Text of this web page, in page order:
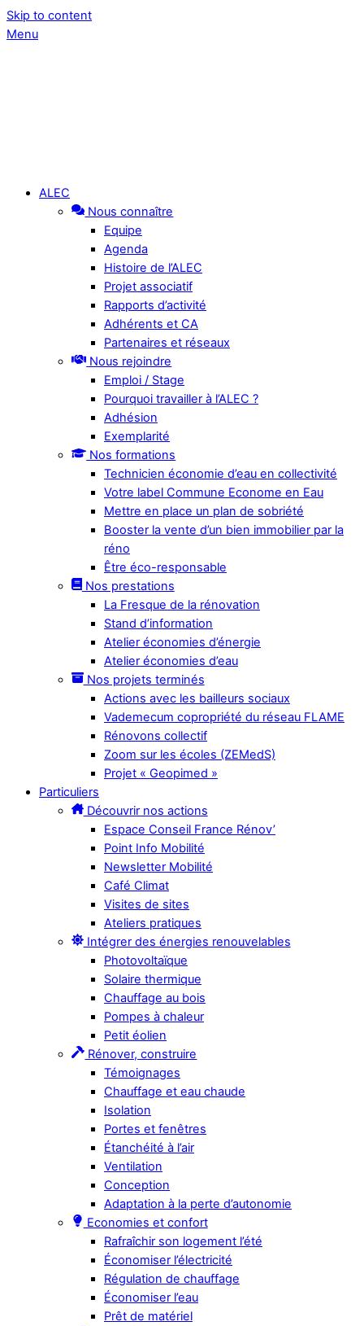
Skip to content
Menu
ALEC
Nous connaître
Equipe
Agenda
Histoire de l’ALEC
Projet associatif
Rapports d’activité
Adhérents et CA
Partenaires et réseaux
Nous rejoindre
Emploi / Stage
Pourquoi travailler à l’ALEC ?
Adhésion
Exemplarité
Nos formations
Technicien économie d’eau en collectivité
Votre label Commune Econome en Eau
Mettre en place un plan de sobriété
Booster la vente d’un bien immobilier par la
réno
Être éco-responsable
Nos prestations
La Fresque de la rénovation
Stand d’information
Atelier économies d’énergie
Atelier économies d’eau
Nos projets terminés
Actions avec les bailleurs sociaux
Vademecum copropriété du réseau FLAME
Rénovons collectif
Zoom sur les écoles (ZEMedS)
Projet « Geopimed »
Particuliers
Découvrir nos actions
Espace Conseil France Rénov’
Point Info Mobilité
Newsletter Mobilité
Café Climat
Visites de sites
Ateliers pratiques
Intégrer des énergies renouvelables
Photovoltaïque
Solaire thermique
Chauffage au bois
Pompes à chaleur
Petit éolien
Rénover, construire
Témoignages
Chauffage et eau chaude
Isolation
Portes et fenêtres
Étanchéité à l’air
Ventilation
Conception
Adaptation à la perte d’autonomie
Economies et confort
Rafraîchir son logement l’été
Économiser l’électricité
Régulation de chauffage
Économiser l’eau
Prêt de matériel